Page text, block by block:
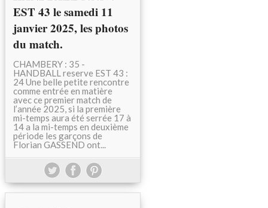
EST 43 le samedi 11
janvier 2025, les photos
du match.
CHAMBERY : 35 -
HANDBALL reserve EST 43 :
24 Une belle petite rencontre
comme entrée en matière
avec ce premier match de
l’année 2025, si la première
mi-temps aura été serrée 17 à
14 a la mi-temps en deuxième
période les garçons de
Florian GASSEND ont...